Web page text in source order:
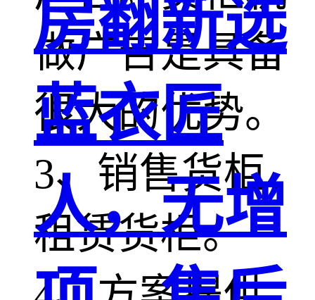
做广告是具备
很大的优势。
3、销售货柜、
租赁货柜。
房翻新选
蓝衣匠
人，无增